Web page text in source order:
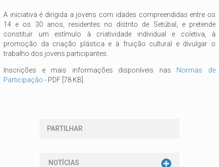
A iniciativa é dirigida a jovens com idades compreendidas entre os
14 e os 30 anos, residentes no distrito de Setúbal, e pretende
constituir um estímulo à criatividade individual e coletiva, à
promoção da criação plástica e à fruição cultural e divulgar o
trabalho dos jovens participantes.
Inscrições e mais informações disponíveis nas Normas de
Participação - PDF [78 KB].
PARTILHAR
NOTÍCIAS